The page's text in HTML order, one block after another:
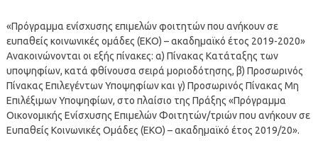
«Πρόγραμμα ενίσχυσης επιμελών φοιτητών που ανήκουν σε
ευπαθείς κοινωνικές ομάδες (EKO) – ακαδημαϊκό έτος 2019-2020»
Ανακοινώνονται οι εξής πίνακες: α) Πίνακας Κατάταξης των
υποψηφίων, κατά φθίνουσα σειρά μοριοδότησης, β) Προσωρινός
Πίνακας Επιλεγέντων Υποψηφίων και γ) Προσωρινός Πίνακας Μη
Επιλέξιμων Υποψηφίων, στο πλαίσιο της Πράξης «Πρόγραμμα
Οικονομικής Ενίσχυσης Επιμελών Φοιτητών/τριών που ανήκουν σε
Ευπαθείς Κοινωνικές Ομάδες (ΕΚΟ) – ακαδημαϊκό έτος 2019/20».